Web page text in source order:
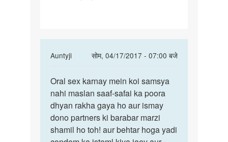
Auntyji
सोम, 04/17/2017 - 07:00 बजे
In
to
MerI
bivi
ko
oral
Oral
sex
karnay
mein
koi
Oral sex karnay mein koi samsya
nahi maslan saaf-safai ka poora
dhyan rakha gaya ho aur ismay
dono partners ki barabar marzi
shamil ho toh! aur behtar hoga yadi